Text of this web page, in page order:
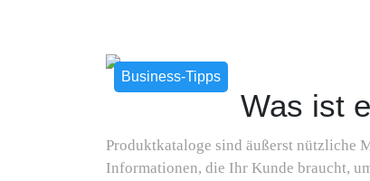
Business-Tipps
Was ist
Produktkataloge sind äußerst nützliche
Informationen, die Ihr Kunde braucht,